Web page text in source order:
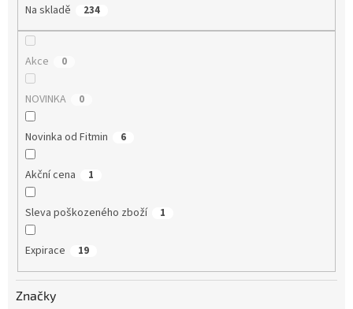
Na skladě 234
Akce 0
NOVINKA 0
Novinka od Fitmin 6
Akční cena 1
Sleva poškozeného zboží 1
Expirace 19
Značky